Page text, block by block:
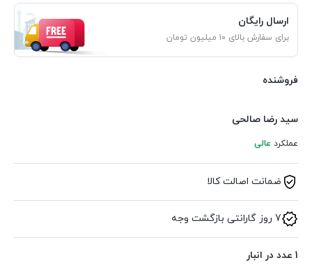
ارسال رایگان
برای سفارش بالای ۱۰ میلیون تومان
فروشنده
سید رضا صالحی
عملکرد عالی
ضمانت اصالت کالا
7 روز گارانتی بازگشت وجه
1 عدد در انبار